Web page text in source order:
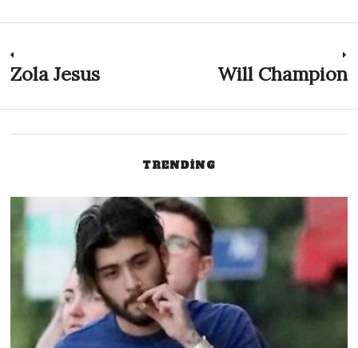
Post
navigation
Previous
Zola Jesus Will Champion
TRENDING